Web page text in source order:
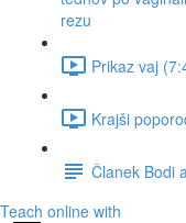
rezu
Prikaz vaj
Krajši
Članek Bodi
Teach online with